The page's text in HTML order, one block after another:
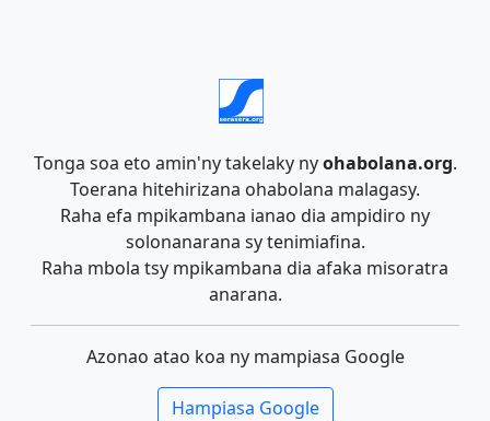
Tonga soa eto amin'ny takelaky nyohabolana.org.
Toerana hitehirizana ohabolana malagasy.
Raha efa mpikambana ianao dia ampidiro ny
solonanarana sy tenimiafina.
Raha mbola tsy mpikambana dia afaka misoratra
anarana.
Azonao atao koa ny mampiasa Google
Hampiasa Google